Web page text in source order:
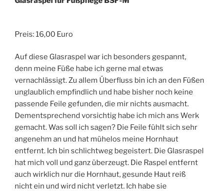
Preis: 16,00 Euro
Auf diese Glasraspel war ich besonders gespannt,
denn meine Füße habe ich gerne mal etwas
vernachlässigt. Zu allem Überfluss bin ich an den Füßen
unglaublich empfindlich und habe bisher noch keine
passende Feile gefunden, die mir nichts ausmacht.
Dementsprechend vorsichtig habe ich mich ans Werk
gemacht. Was soll ich sagen? Die Feile fühlt sich sehr
angenehm an und hat mühelos meine Hornhaut
entfernt. Ich bin schlichtweg begeistert. Die Glasraspel
hat mich voll und ganz überzeugt. Die Raspel entfernt
auch wirklich nur die Hornhaut, gesunde Haut reiß
nicht ein und wird nicht verletzt. Ich habe sie